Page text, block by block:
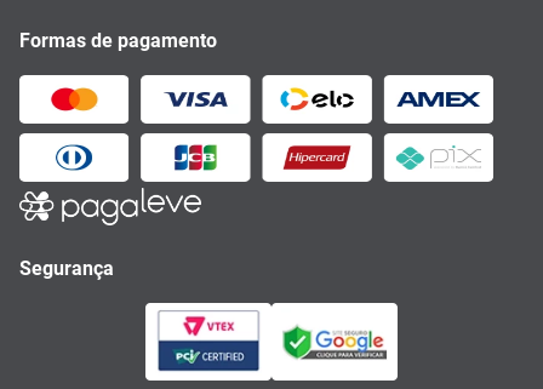
Formas de pagamento
Segurança